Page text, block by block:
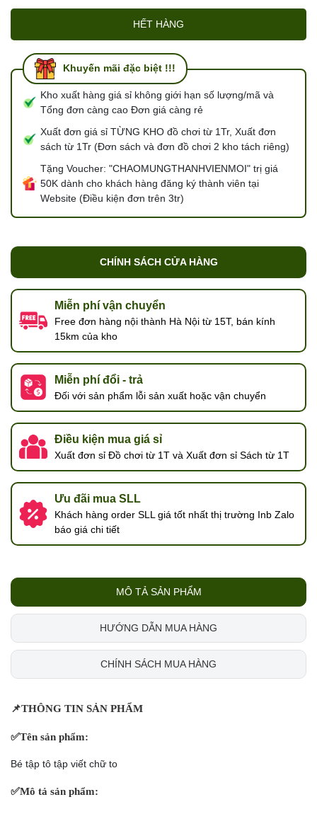
HẾT HÀNG
Khuyến mãi đặc biệt !!!
Kho xuất hàng giá sỉ không giới hạn số lượng/mã và
Tổng đơn càng cao Đơn giá càng rẻ
Xuất đơn giá sỉ TỪNG KHO đồ chơi từ 1Tr, Xuất đơn
sách từ 1Tr (Đơn sách và đơn đồ chơi 2 kho tách riêng)
Tặng Voucher: "CHAOMUNGTHANHVIENMOI" trị giá
50K dành cho khách hàng đăng ký thành viên tại
Website (Điều kiện đơn trên 3tr)
CHÍNH SÁCH CỬA HÀNG
Miễn phí vận chuyển
Free đơn hàng nội thành Hà Nội từ 15T, bán kính
15km của kho
Miễn phí đổi - trả
Đối với sản phẩm lỗi sản xuất hoặc vận chuyển
Điều kiện mua giá sỉ
Xuất đơn sỉ Đồ chơi từ 1T và Xuất đơn sỉ Sách từ 1T
Ưu đãi mua SLL
Khách hàng order SLL giá tốt nhất thị trường Inb Zalo
báo giá chi tiết
MÔ TẢ SẢN PHẨM
HƯỚNG DẪN MUA HÀNG
CHÍNH SÁCH MUA HÀNG
📌THÔNG TIN SẢN PHẨM
✅Tên sản phẩm:
Bé tập tô tập viết chữ to
✅Mô tả sản phẩm: